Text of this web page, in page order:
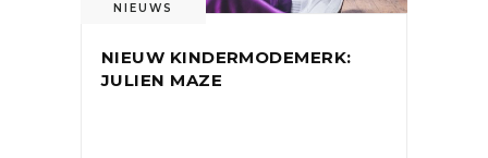
NIEUWS
NIEUW KINDERMODEMERK:
JULIEN MAZE